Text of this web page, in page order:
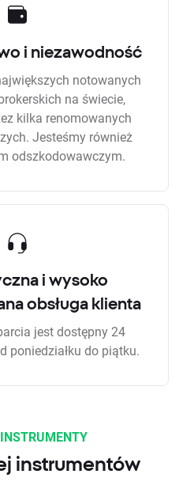
i niezawodność
notowanych
na świecie,
kilka renomowanych
Jesteśmy również
odszkodowawczym.
i wysoko
obsługa klienta
jest dostępny 24
poniedziałku do piątku.
instrumentów